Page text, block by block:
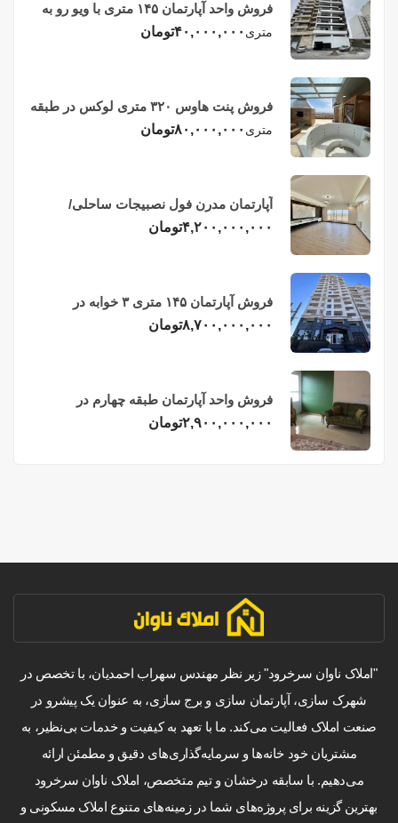
فروش واحد آپارتمان ۱۴۵ متری با ویو رو به
دریا در فریدونکنار
متری ۴۰,۰۰۰,۰۰۰تومان
فروش پنت هاوس ۳۲۰ متری لوکس در طبقه
چهاردهم فریدونکنار
متری ۸۰,۰۰۰,۰۰۰تومان
آپارتمان مدرن فول نصبیجات ساحلی/
فریدونکنار
۴,۲۰۰,۰۰۰,۰۰۰تومان
فروش آپارتمان ۱۴۵ متری ۳ خوابه در
فریدونکنار
۸,۷۰۰,۰۰۰,۰۰۰تومان
فروش واحد آپارتمان طبقه چهارم در
فریدونکنار
۲,۹۰۰,۰۰۰,۰۰۰تومان
"املاک ناوان سرخرود" زیر نظر مهندس سهراب احمدیان، با تخصص در
شهرک سازی، آپارتمان سازی و برج سازی، به عنوان یک پیشرو در
صنعت املاک فعالیت می‌کند. ما با تعهد به کیفیت و خدمات بی‌نظیر، به
مشتریان خود خانه‌ها و سرمایه‌گذاری‌های دقیق و مطمئن ارائه
می‌دهیم. با سابقه درخشان و تیم متخصص، املاک ناوان سرخرود
بهترین گزینه برای پروژه‌های شما در زمینه‌های متنوع املاک مسکونی و